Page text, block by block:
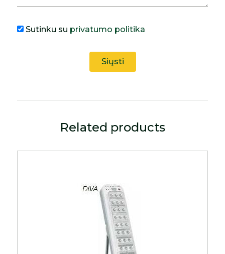
Sutinku su privatumo politika
Related products